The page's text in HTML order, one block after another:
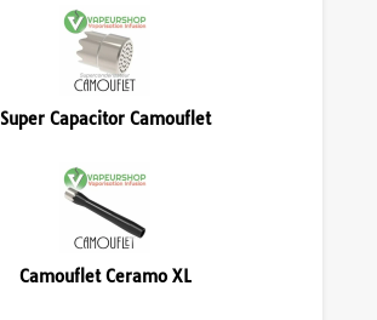
Super Capacitor Camouflet
Camouflet Ceramo XL